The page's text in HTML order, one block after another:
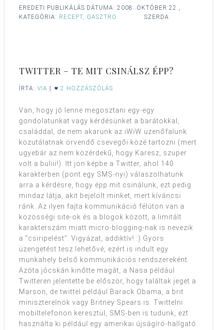
EREDETI PUBLIKÁLÁS DÁTUMA: 2008. OKTÓBER 22.,
SZERDA
KATEGÓRIA: RECEPT, GASZTRO
TWITTER – TE MIT CSINÁLSZ ÉPP?
ÍRTA: VIA 2 HOZZÁSZÓLÁS
Van, hogy jó lenne megosztani egy-egy
gondolatunkat vagy kérdésünket a barátokkal,
családdal, de nem akarunk az iWiW üzenőfalunk
közutálatnak örvendő csevegői közé tartozni (mert
ugyebár az nem közérdekű, hogy Karesz, szuper
volt a buliii!). Itt jön képbe a Twitter, ahol 140
karakterben (pont egy SMS-nyi) válaszolhatunk
arra a kérdésre, hogy épp mit csinálunk, ezt pedig
mindaz látja, akit bejelölt minket, mert kíváncsi
ránk. Az ilyen fajta kommunikáció félúton van a
közösségi site-ok és a blogok között, a limitált
karakterszám miatt micro-blogging-nak is nevezik
a "csiripelést". Vigyázat, addiktív! :) Gyors
üzengetést tesz lehetővé, ezért is indult egy
munkahely belső kommunikációs rendszereként.
Azóta jócskán kinőtte magát, a Nasa például
Twitteren jelentette be először, hogy találtak jeget a
Marson, de twittel például Barack Obama, a brit
miniszterelnök vagy Britney Spears is. Twittelni
mobiltelefonon keresztül, SMS-ben is tudunk, ezt
használta ki például egy amerikai újságíró-hallgató